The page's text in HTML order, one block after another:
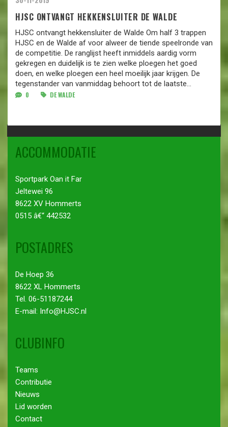
HJSC ONTVANGT HEKKENSLUITER DE WALDE
HJSC ontvangt hekkensluiter de Walde Om half 3 trappen
HJSC en de Walde af voor alweer de tiende speelronde van
de competitie. De ranglijst heeft inmiddels aardig vorm
gekregen en duidelijk is te zien welke ploegen het goed
doen, en welke ploegen een heel moeilijk jaar krijgen. De
tegenstander van vanmiddag behoort tot de laatste...
0 DE WALDE
ACCOMMODATIE
Sportpark Oan it Far
Jeltewei 96
8622 XV Hommerts
0515 â€“ 442532
POSTADRES
De Hoep 36
8622 XL Hommerts
Tel. 06-51187244
E-mail: Info@HJSC.nl
CLUBINFO
Teams
Contributie
Nieuws
Lid worden
Contact